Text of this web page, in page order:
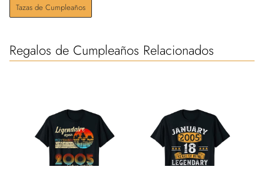
Tazas de Cumpleaños
Regalos de Cumpleaños Relacionados